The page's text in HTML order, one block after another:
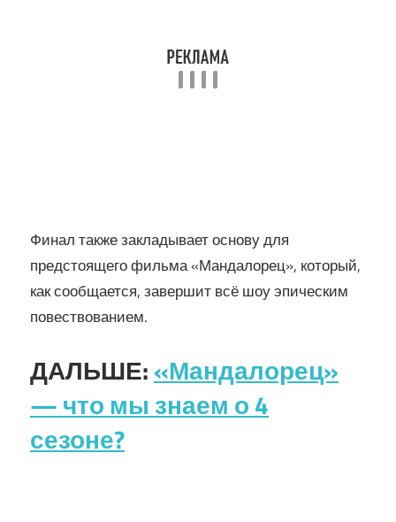
Финал также закладывает основу для
предстоящего фильма «Мандалорец», который,
как сообщается, завершит всё шоу эпическим
повествованием.
ДАЛЬШЕ:«Мандалорец»
— что мы знаем о 4
сезоне?